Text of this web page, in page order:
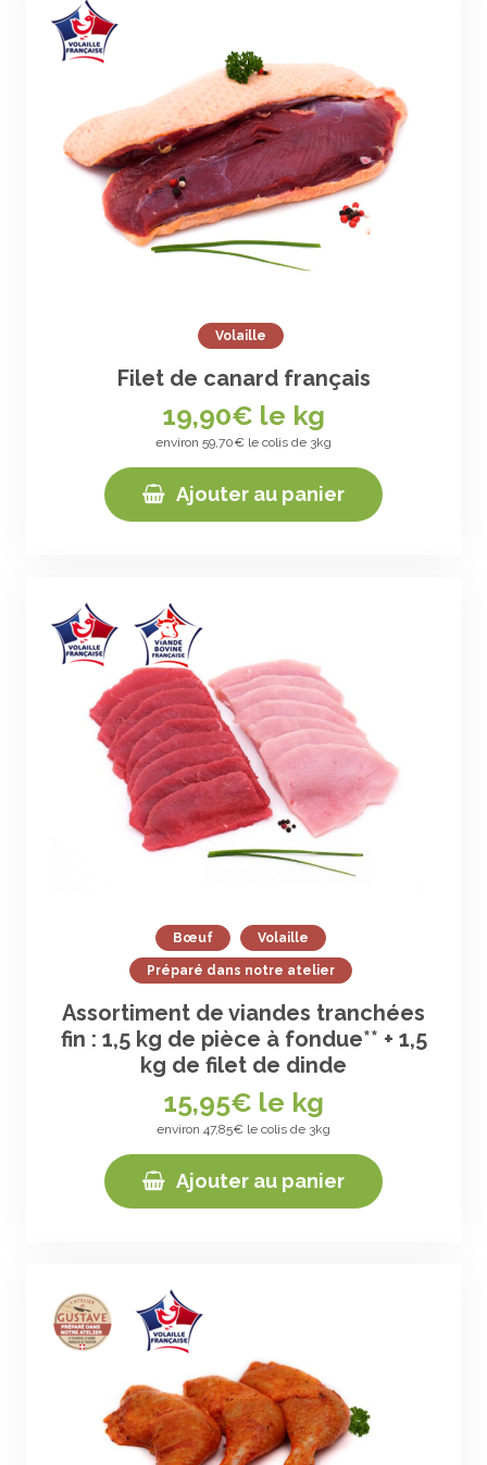
Volaille
Filet de canard français
19,90€ le kg
environ 59,70€ le colis de 3kg
Ajouter au panier
Bœuf Volaille
Préparé dans notre atelier
Assortiment de viandes tranchées
fin : 1,5 kg de pièce à fondue** + 1,5
kg de filet de dinde
15,95€ le kg
environ 47,85€ le colis de 3kg
Ajouter au panier